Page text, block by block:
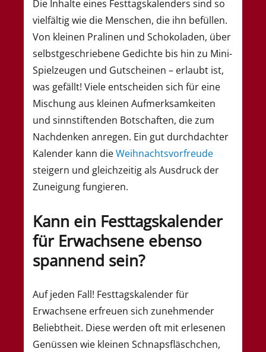
Die Inhalte eines Festtagskalenders sind so
vielfältig wie die Menschen, die ihn befüllen.
Von kleinen Pralinen und Schokoladen, über
selbstgeschriebene Gedichte bis hin zu Mini-
Spielzeugen und Gutscheinen – erlaubt ist,
was gefällt! Viele entscheiden sich für eine
Mischung aus kleinen Aufmerksamkeiten
und sinnstiftenden Botschaften, die zum
Nachdenken anregen. Ein gut durchdachter
Kalender kann dieWeihnachtsvorfreude
steigern und gleichzeitig als Ausdruck der
Zuneigung fungieren.
Kann ein Festtagskalender
für Erwachsene ebenso
spannend sein?
Auf jeden Fall! Festtagskalender für
Erwachsene erfreuen sich zunehmender
Beliebtheit. Diese werden oft mit erlesenen
Genüssen wie kleinen Schnapsfläschchen,